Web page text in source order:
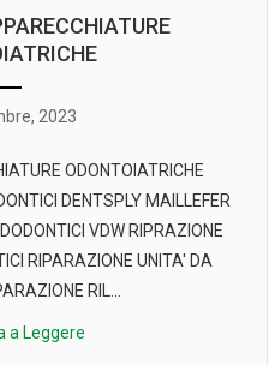
2023
ODONTOIATRICHE
DENTSPLY MAILLEFER
VDW RIPRAZIONE
RIPARAZIONE UNITA' DA
RIL...
a Leggere